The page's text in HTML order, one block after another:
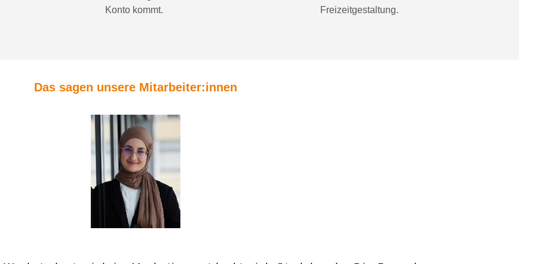
Konto kommt.
Freizeitgestaltung.
Das sagen unsere Mitarbeiter:innen